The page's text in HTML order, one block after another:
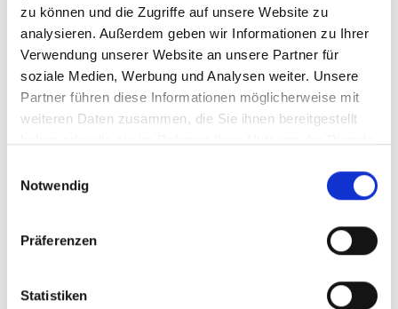
zu können und die Zugriffe auf unsere Website zu
analysieren. Außerdem geben wir Informationen zu Ihrer
Verwendung unserer Website an unsere Partner für
soziale Medien, Werbung und Analysen weiter. Unsere
Partner führen diese Informationen möglicherweise mit
weiteren Daten zusammen, die Sie ihnen bereitgestellt
Notwendig
Präferenzen
Statistiken
Produktnummer:
AMELL-MCP1600-E003E26
Hersteller-Nr.:
MCP1600-E003E26
Hersteller:
Mellanox
Lieferzeit:
Nicht mehr verfügbar
Preis auf Anfrage
Beschreibung